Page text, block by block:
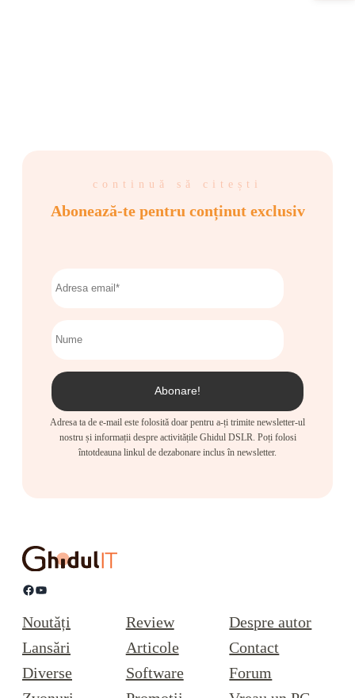
continuă să citești
Abonează-te pentru conținut exclusiv
Adresa ta de e-mail este folosită doar pentru a-ți trimite newsletter-ul
nostru și informații despre activitățile Ghidul DSLR. Poți folosi
întotdeauna linkul de dezabonare inclus în newsletter.
Facebook YouTube
Noutăți
Lansări
Diverse
Review
Articole
Software
Despre autor
Contact
Forum